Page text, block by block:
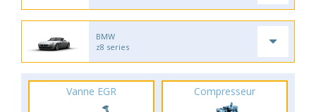
BMW
z8 series
Vanne EGR Compresseur